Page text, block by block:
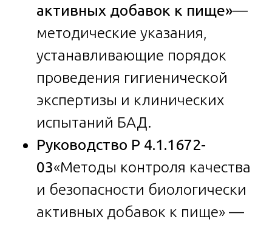
активных добавок к пище»—
методические указания,
устанавливающие порядок
проведения гигиенической
экспертизы и клинических
испытаний БАД.
Руководство Р 4.1.1672-
03«Методы контроля качества
и безопасности биологически
активных добавок к пище» —